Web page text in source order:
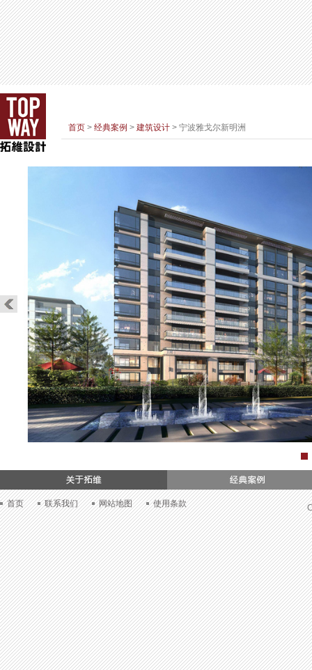
首页 > 经典案例 > 建筑设计 > 宁波雅戈尔新明洲
首页 联系我们 网站地图 使用条款